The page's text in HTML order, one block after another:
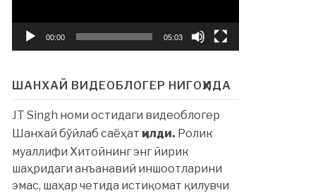
00:00 05:03
ШАНХАЙ ВИДЕОБЛОГЕР НИГОҲИДА
JT Singh номи остидаги видеоблогер
Шанхай бўйлаб саёҳат қилди. Ролик
муаллифи Хитойнинг энг йирик
шаҳридаги анъанавий иншоотларини
эмас, шаҳар четида истиқомат қилувчи